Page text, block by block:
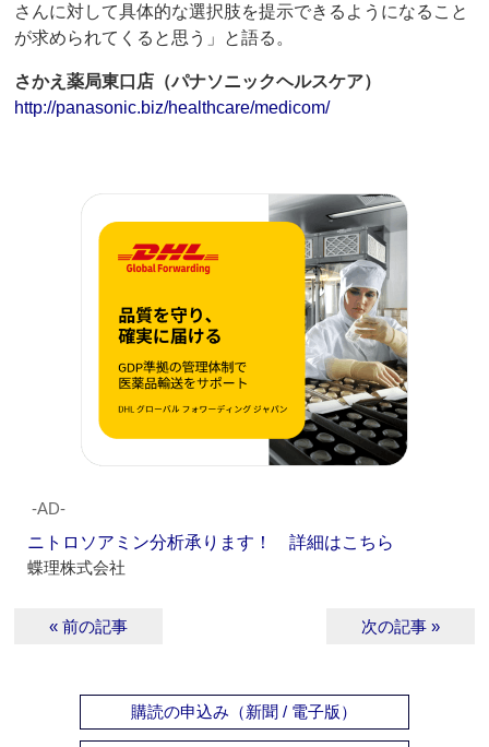
さんに対して具体的な選択肢を提示できるようになること
が求められてくると思う」と語る。
さかえ薬局東口店（パナソニックヘルスケア）
http://panasonic.biz/healthcare/medicom/
‐AD‐
ニトロソアミン分析承ります！ 詳細はこちら
蝶理株式会社
« 前の記事 次の記事 »
購読の申込み（新聞 / 電子版）